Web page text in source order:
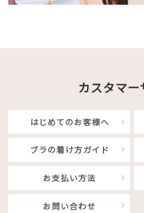
カスタマー
はじめてのお客様へ
ブラの着け方ガイド
お支払い方法
お問い合わせ